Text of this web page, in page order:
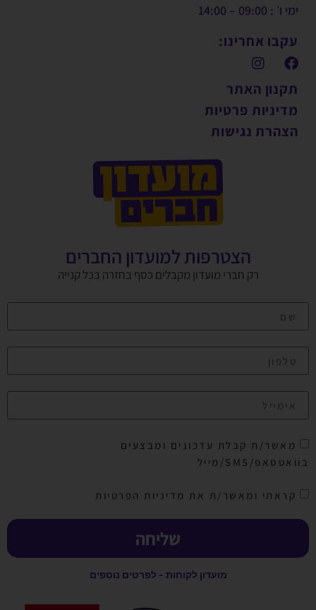
ימי ו׳ : 09:00 – 14:00
עקבו אחרינו:
תקנון האתר
מדיניות פרטיות
הצהרת נגישות
הצטרפות למועדון החברים
רק חברי מועדון מקבלים כסף בחזרה בכל קנייה
מאשר/ת קבלת עדכונים ומבצעים
בוואטסאפ/SMS/מייל
קראתי ומאשר/ת את מדיניות הפרטיות
שליחה
מועדון לקוחות - לפרטים נוספים